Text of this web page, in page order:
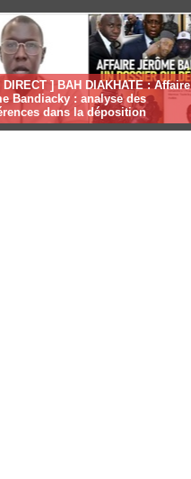
DIRECT ] BAH DIAKHATE : Affaire
Bandiacky : analyse des
dans la déposition